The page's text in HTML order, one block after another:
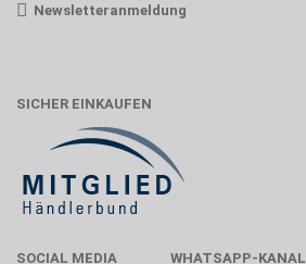
Newsletteranmeldung
SICHER EINKAUFEN
SOCIAL MEDIA WHATSAPP-KANAL